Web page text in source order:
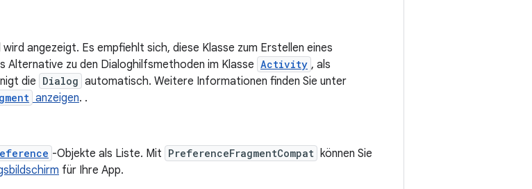
angezeigt. Es empfiehlt sich, diese Klasse zum Erstellen eines
Alternative zu den Dialoghilfsmethoden im Klasse Activity , als
die Dialog automatisch. Weitere Informationen finden Sie unter
anzeigen. .
-Objekte als Liste. Mit PreferenceFragmentCompat können Sie
für Ihre App.